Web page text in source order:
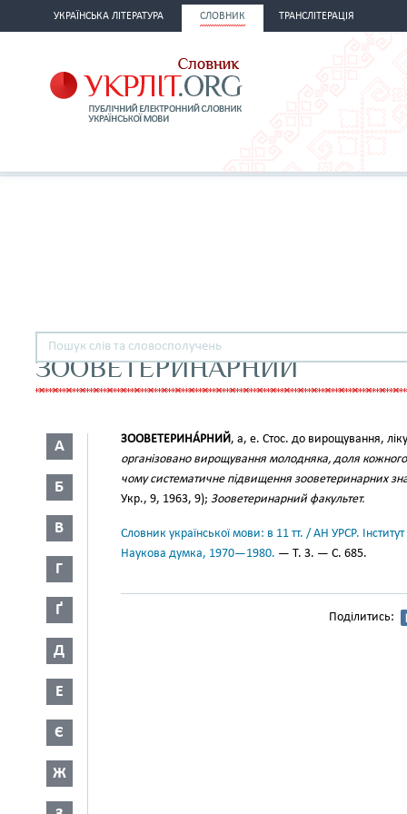
УКРАЇНСЬКА ЛІТЕРАТУРА СЛОВНИК ТРАНСЛІТЕРАЦІЯ
ЗООВЕТЕРИНАРНИЙ
А
Б
В
Г
Ґ
Д
Е
Є
Ж
ЗООВЕТЕРИНА́РНИЙ, а, е. Стос. до вирощування,
організовано вирощування молодняка, доля кожного
чому систематичне підвищення зооветеринарних
Укр., 9, 1963, 9); Зооветеринарний факультет.
Словник української мови: в 11 тт. / АН УРСР.
Наукова думка, 1970—1980. — Т. 3. — С. 685.
Поділитись: